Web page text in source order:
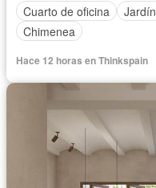
Cuarto de oficina
Jardín
Chimenea
Hace 12 horas en Thinkspain